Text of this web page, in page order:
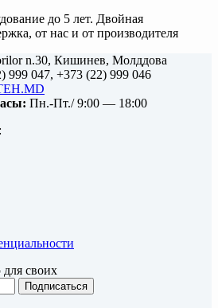
до 5 лет. Двойная
от нас и от производителя
n.30, Кишинев, Молддова
999 047, +373 (22) 999 046
Пн.-Пт./ 9:00 — 18:00
своих